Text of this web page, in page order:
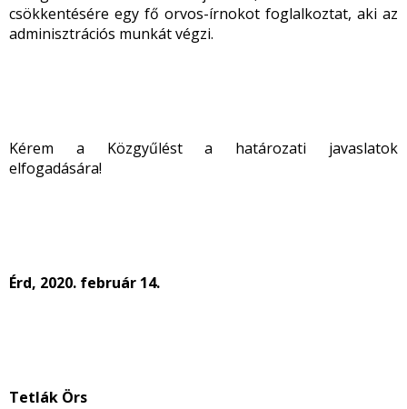
csökkentésére egy fő orvos-írnokot foglalkoztat, aki az
adminisztrációs munkát végzi.
Kérem a Közgyűlést a határozati javaslatok
elfogadására!
Érd, 2020. február 14.
Tetlák Örs